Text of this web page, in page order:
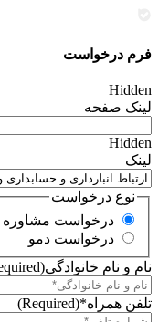
فرم درخواست
Hidden
لینک صفحه
Hidden
لینک
نوع درخواست
درخواست مشاوره
درخواست دمو
نام و نام خانوادگی(Required)
تلفن همراه*(Required)